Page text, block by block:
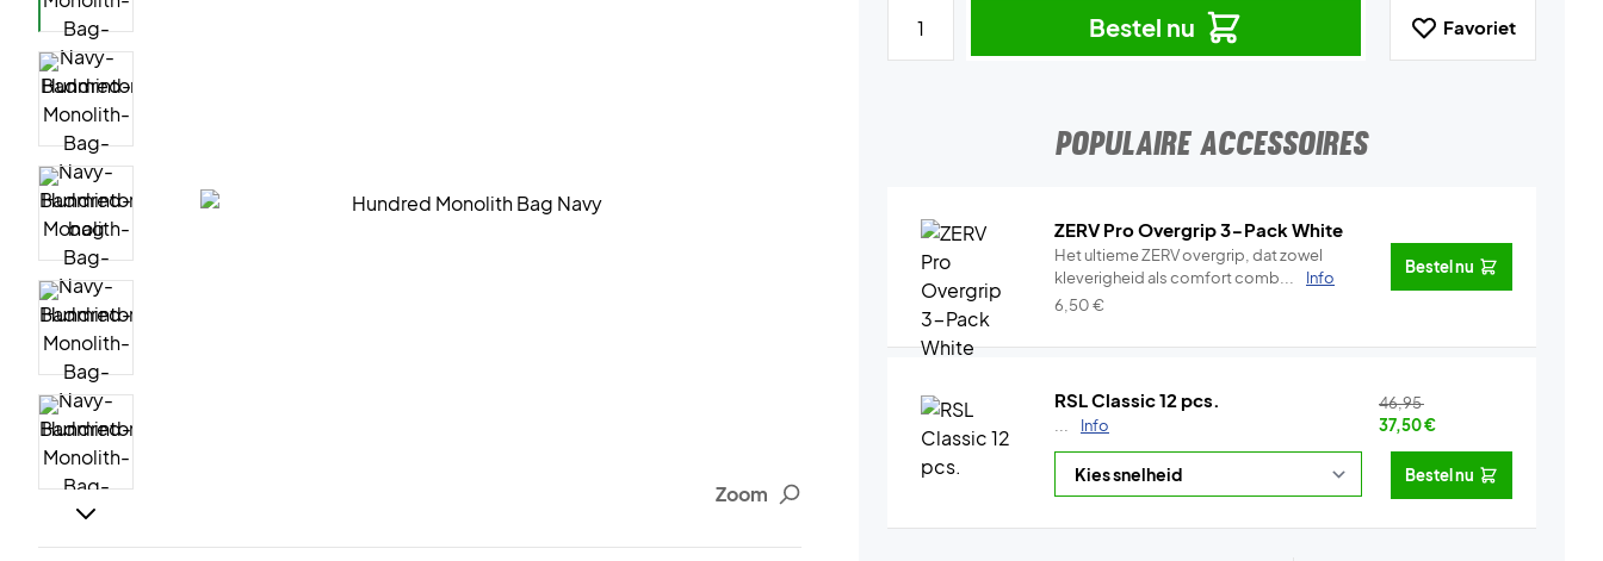
Zoom
Bestel nu Favoriet
POPULAIRE ACCESSOIRES
ZERV Pro Overgrip 3-Pack White
Het ultieme ZERV overgrip, dat zowel
kleverigheid als comfort comb...
Info
6,50€
Bestel nu
RSL Classic 12 pcs.
Info
46,95
37,50€
Bestel nu